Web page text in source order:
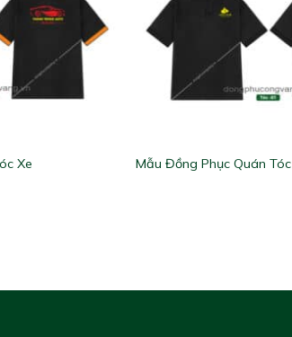
Xe Mẫu Đồng Phục Quán Tóc